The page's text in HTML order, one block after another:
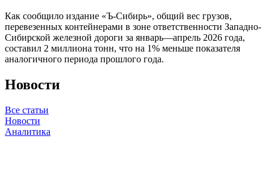
Как сообщило издание «Ъ-Сибирь», общий вес грузов,
перевезенных контейнерами в зоне ответственности Западно-
Сибирской железной дороги за январь—апрель 2026 года,
составил 2 миллиона тонн, что на 1% меньше показателя
аналогичного периода прошлого года.
Новости
Все статьи
Новости
Аналитика